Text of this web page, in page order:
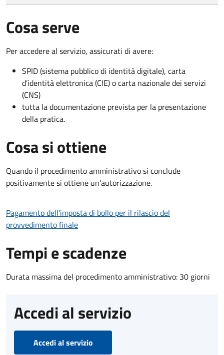
Cosa serve
Per accedere al servizio, assicurati di avere:
SPID (sistema pubblico di identità digitale), carta
d’identità elettronica (CIE) o carta nazionale dei servizi
(CNS)
tutta la documentazione prevista per la presentazione
della pratica.
Cosa si ottiene
Quando il procedimento amministrativo si conclude
positivamente si ottiene un'autorizzazione.
Pagamento dell'imposta di bollo per il rilascio del
provvedimento finale
Tempi e scadenze
Durata massima del procedimento amministrativo: 30 giorni
Accedi al servizio
Accedi al servizio